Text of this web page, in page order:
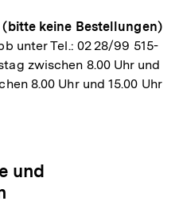
(bitte keine Bestellungen)
unter Tel.: 02 28/99 515-
zwischen 8.00 Uhr und
8.00 Uhr und 15.00 Uhr
und